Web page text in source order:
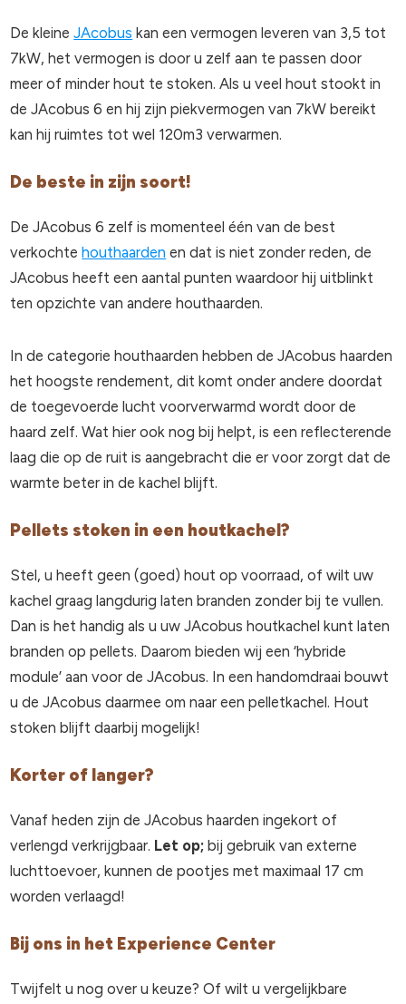
De kleineJAcobus kan een vermogen leveren van 3,5 tot
7kW, het vermogen is door u zelf aan te passen door
meer of minder hout te stoken. Als u veel hout stookt in
de JAcobus 6 en hij zijn piekvermogen van 7kW bereikt
kan hij ruimtes tot wel 120m3 verwarmen.
De beste in zijn soort!
De JAcobus 6 zelf is momenteel één van de best
verkochtehouthaarden en dat is niet zonder reden, de
JAcobus heeft een aantal punten waardoor hij uitblinkt
ten opzichte van andere houthaarden.
In de categorie houthaarden hebben de JAcobus haarden
het hoogste rendement, dit komt onder andere doordat
de toegevoerde lucht voorverwarmd wordt door de
haard zelf. Wat hier ook nog bij helpt, is een reflecterende
laag die op de ruit is aangebracht die er voor zorgt dat de
warmte beter in de kachel blijft.
Pellets stoken in een houtkachel?
Stel, u heeft geen (goed) hout op voorraad, of wilt uw
kachel graag langdurig laten branden zonder bij te vullen.
Dan is het handig als u uw JAcobus houtkachel kunt laten
branden op pellets. Daarom bieden wij een ‘hybride
module’ aan voor de JAcobus. In een handomdraai bouwt
u de JAcobus daarmee om naar een pelletkachel. Hout
stoken blijft daarbij mogelijk!
Korter of langer?
Vanaf heden zijn de JAcobus haarden ingekort of
verlengd verkrijgbaar. Let op; bij gebruik van externe
luchttoevoer, kunnen de pootjes met maximaal 17 cm
worden verlaagd!
Bij ons in het Experience Center
Twijfelt u nog over u keuze? Of wilt u vergelijkbare